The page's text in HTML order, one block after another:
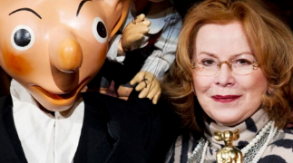
Přišla o dceru, po
sklonku života bojovala s